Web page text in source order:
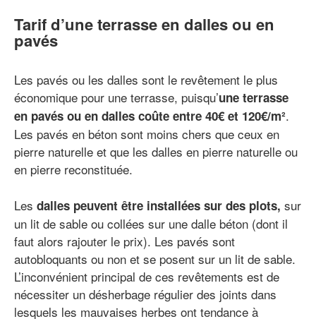
Tarif d’une terrasse en dalles ou en
pavés
Les pavés ou les dalles sont le revêtement le plus
économique pour une terrasse, puisqu’une terrasse
en pavés ou en dalles coûte entre 40€ et 120€/m².
Les pavés en béton sont moins chers que ceux en
pierre naturelle et que les dalles en pierre naturelle ou
en pierre reconstituée.
Les dalles peuvent être installées sur des plots, sur
un lit de sable ou collées sur une dalle béton (dont il
faut alors rajouter le prix). Les pavés sont
autobloquants ou non et se posent sur un lit de sable.
L’inconvénient principal de ces revêtements est de
nécessiter un désherbage régulier des joints dans
lesquels les mauvaises herbes ont tendance à